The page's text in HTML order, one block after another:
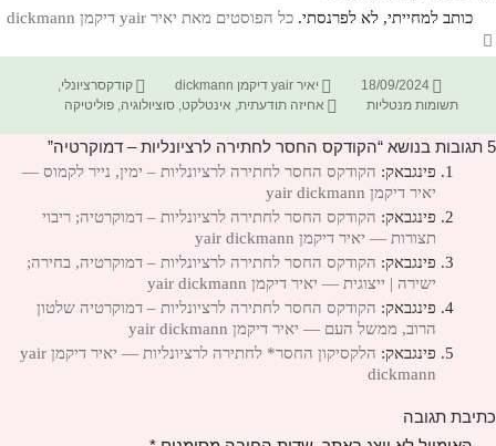
כותב למחייתי, לא לפרנסתי. כל הפוסטים מאת יאיר yair דיקמן dickmann‏
פורסם
בתאריך
18/09/2024 מחבר
יאיר yair דיקמן dickmann קטגוריות
קודקסרציונלי,
תשומות מנטליות
תגיות
אחיזה תודעתית, אינטלקט,סוציולוגיה,פוליטיקה
5 תגובות בנושא “הקודקס החסר לחתירה לרציונליות – דמוקרטיה”
פינגבאק: הקודקס החסר לחתירה לרציונליות – ימין, נייר לקמוס —
יאיר דיקמן yair dickmann
פינגבאק: הקודקס החסר לחתירה לרציונליות – דמוקרטיה; ריבוי
תצורות — יאיר דיקמן yair dickmann
פינגבאק: הקודקס החסר לחתירה לרציונליות – דמוקרטיה, בחירה;
ישירה | ייצוגית — יאיר דיקמן yair dickmann
פינגבאק: הקודקס החסר לחתירה לרציונליות – דמוקרטיה שלטון
הרוב, ממשל העם — יאיר דיקמן yair dickmann
פינגבאק:
הלקסיקון החסר* לחתירה לרציונליות — יאיר דיקמן yair
dickmann
כתיבת תגובה